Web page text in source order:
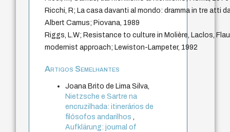
Ricchi, R; La casa davanti al mondo: dramma in tre atti
Albert Camus; Piovana, 1989
Riggs, L.W; Resistance to culture in Molière, Laclos,
modernist approach; Lewiston-Lampeter, 1992
Artigos Semelhantes
Joana Brito de Lima Silva,
Nietzsche e Sartre na
encruzilhada: itinerários de
filósofos andarilhos,
Aufklärung: journal of